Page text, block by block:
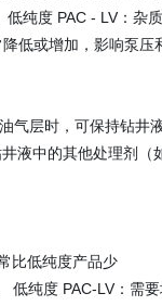
纯度 PAC - LV：杂
低或增加，影响泵压
气层时，可保持钻井
液中的其他处理剂（
比低纯度产品少
低纯度 PAC-LV：需